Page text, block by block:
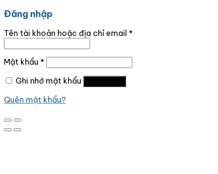
Đăng nhập
Tên tài khoản hoặc địa chỉ email *
Mật khẩu *
Ghi nhớ mật khẩu
Quên mật khẩu?